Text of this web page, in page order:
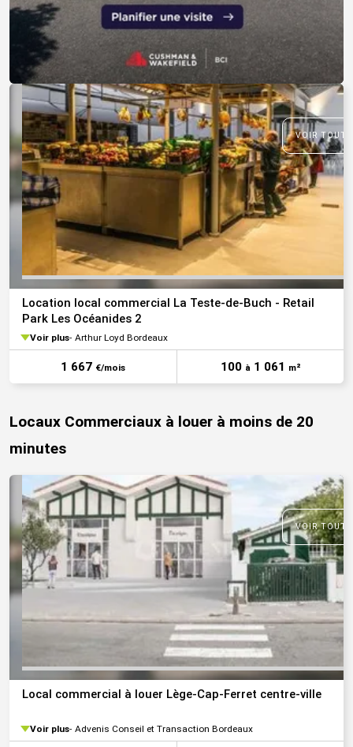
VOIR
Location local commercial La Teste-de-Buch - Retail
Park Les Océanides 2
Voir plus Arthur Loyd Bordeaux
1 667 €/mois 100 à 1 061 m²
Locaux Commerciaux à louer à moins de 20
minutes
VOIR
Local commercial à louer Lège-Cap-Ferret centre-ville
Voir plus Advenis Conseil et Transaction Bordeaux